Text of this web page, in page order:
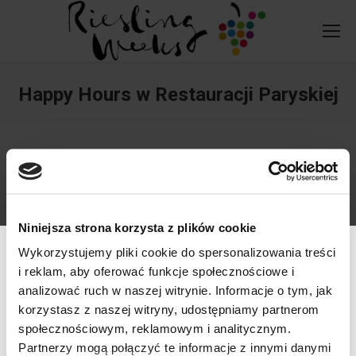
Niniejsza strona korzysta z plików cookie
Wykorzystujemy pliki cookie do spersonalizowania treści
i reklam, aby oferować funkcje społecznościowe i
analizować ruch w naszej witrynie. Informacje o tym, jak
korzystasz z naszej witryny, udostępniamy partnerom
społecznościowym, reklamowym i analitycznym.
Partnerzy mogą połączyć te informacje z innymi danymi
Werfikacja wieku
Happy Hours w Restauracji Paryskiej
509337777 hotelparyski.pl/news/happ...